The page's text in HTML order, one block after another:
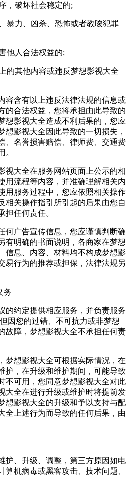
，破坏社会稳定的;
暴力、凶杀、恐怖或者教唆犯罪
他人合法权益的;
的其他内容或违反梦想影视大全
容含有以上违反法律法规的信息或
的合法权益，您将承担由此导致的
想影视大全造成不利后果的，您应
想影视大全因此导致的一切损失，
、名誉损害赔偿、律师费、交通费
。
视大全在服务网站页面上公示的相
用流程等内容，并准确理解相关内
用服务过程中，您应依照相关操作
相关操作指引所引起的后果由您自
担任何责任。
何广告宣传信息，您应谨慎判断确
有明确的书面说明，各商家在梦想
信息、内容、材料均不构成梦想影
易行为的推荐或担保，法律法规另
务
的约定提供相应服务，并负责服务
因您的过错、不可抗力或非梦想
故障，梦想影视大全不承担任何责
梦想影视大全可根据实际情况，在
护，在升级和维护期间，可能导致
不可用，您同意梦想影视大全对此
大全在进行升级或维护时将提前发
想影视大全的升级和予以支持与配
全上述行为而导致的任何后果，由
护、升级、调整，第三方原因如电
算机病毒或黑客攻击、技术问题、